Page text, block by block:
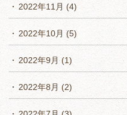
2022年11月 (4)
2022年10月 (5)
2022年9月 (1)
2022年8月 (2)